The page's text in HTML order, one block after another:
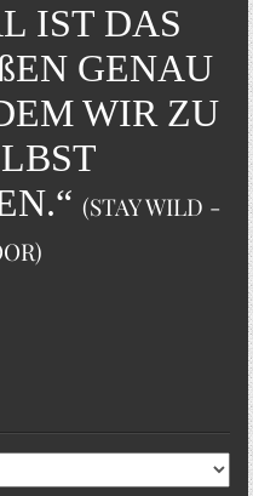
IST DAS
GENAU
WIR ZU
(STAY WILD -